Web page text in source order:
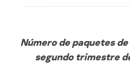
Número de paquetes
segundo trimestre